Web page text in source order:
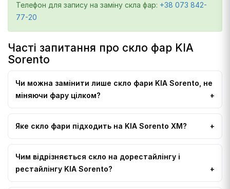
Телефон для запису на заміну скла фар: +38 073 842-
77-20
Часті запитання про скло фар KIA
Sorento
Чи можна замінити лише скло фари KIA Sorento, не
міняючи фару цілком?
Яке скло фари підходить на KIA Sorento XM?
Чим відрізняється скло на дорестайлінгу і
рестайлінгу KIA Sorento?